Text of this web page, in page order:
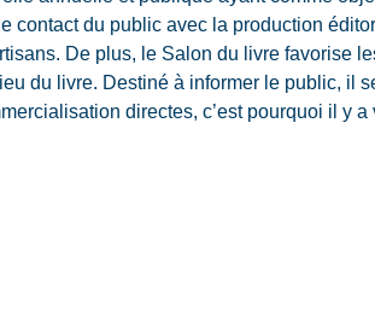
contact du public avec la production
De plus, le Salon du livre favorise
du livre. Destiné à informer le public, il
directes, c’est pourquoi il y a